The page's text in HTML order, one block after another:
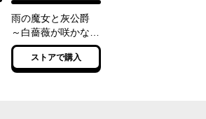
雨の魔女と灰公爵
～白薔薇が咲かない
グラウオール邸の秘
密～【電子特典付
き】
ストアで購入